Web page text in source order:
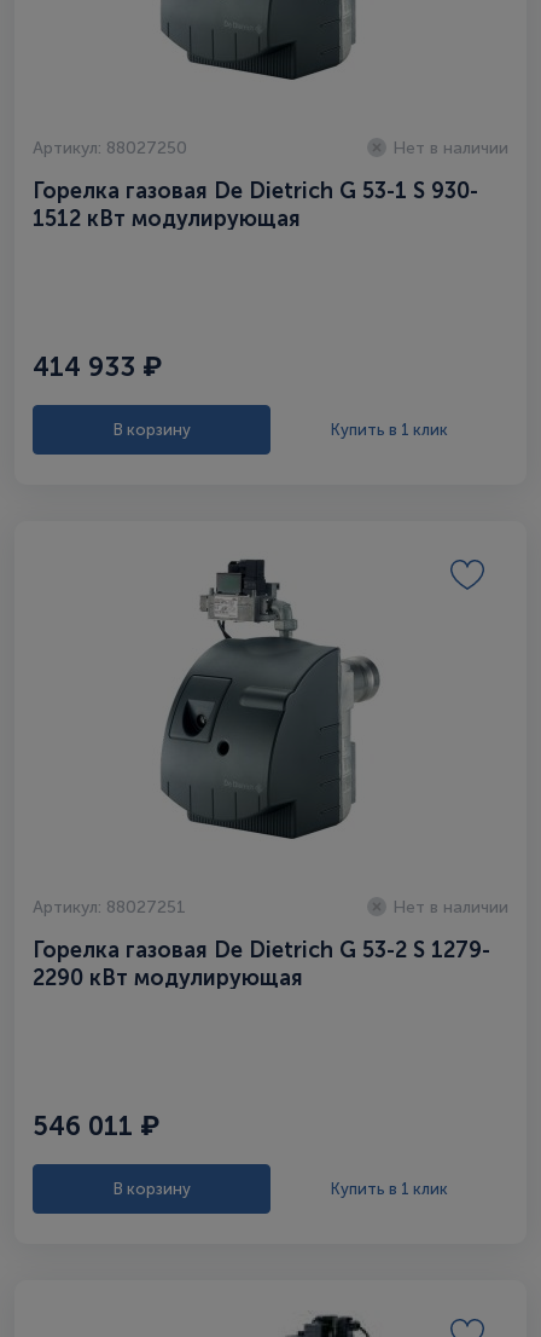
Артикул: 88027250 Нет в наличии
Горелка газовая De Dietrich G 53-1 S 930-
1512 кВт модулирующая
414 933 ₽
В корзину Купить в 1 клик
Артикул: 88027251 Нет в наличии
Горелка газовая De Dietrich G 53-2 S 1279-
2290 кВт модулирующая
546 011 ₽
В корзину Купить в 1 клик